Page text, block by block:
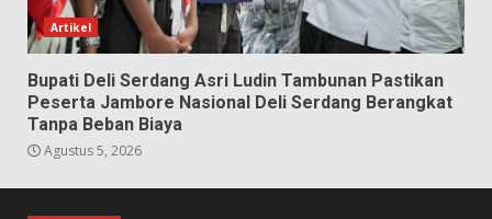
Artikel
Bupati Deli Serdang Asri Ludin Tambunan Pastikan
Peserta Jambore Nasional Deli Serdang Berangkat
Tanpa Beban Biaya
Agustus 5, 2026